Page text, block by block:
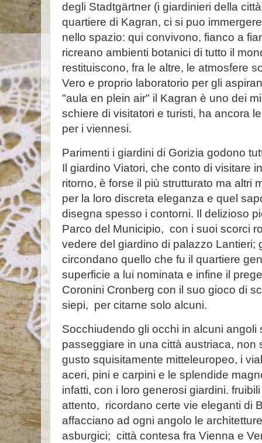
degli Stadtgärtner (i giardinieri della
quartiere di Kagran, ci si puo
nello spazio: qui convivono, fianco a
ricreano ambienti botanici di tutto il
restituiscono, fra le altre, le atmosfere
Vero e proprio laboratorio per gli
"aula en plein air" il Kagran è uno dei
schiere di visitatori e turisti, ha ancora
per i viennesi.
Parimenti i giardini di Gorizia godono
Il giardino Viatori, che conto di visitare
ritorno, è forse il più strutturato ma altri
per la loro discreta eleganza e quel
disegna spesso i contorni. Il delizioso
Parco del Municipio, con i suoi scorci
vedere del giardino di palazzo Lantieri;
circondano quello che fu il quartiere
superficie a lui nominata e infine il
Coronini Cronberg con il suo gioco di
siepi, per citarne solo alcuni.
Socchiudendo gli occhi in alcuni angoli
passeggiare in una città austriaca, non
gusto squisitamente mitteleuropeo, i
aceri, pini e carpini e le splendide
infatti, con i loro generosi giardini.
attento, ricordano certe vie eleganti di
affacciano ad ogni angolo le
asburgici; città contesa fra Vienna e